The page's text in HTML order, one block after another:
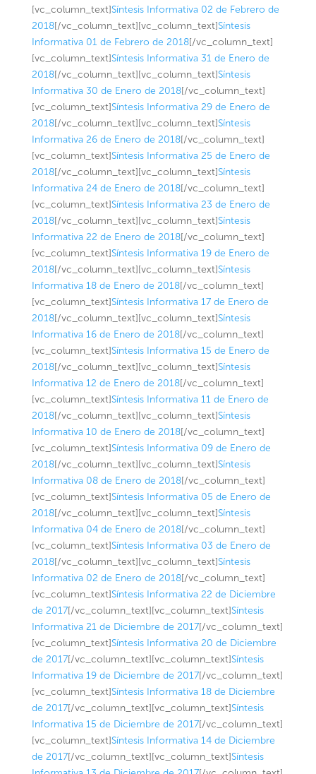
[vc_column_text]Síntesis Informativa 02 de Febrero de
2018[/vc_column_text][vc_column_text]Síntesis
Informativa 01 de Febrero de 2018[/vc_column_text]
[vc_column_text]Síntesis Informativa 31 de Enero de
2018[/vc_column_text][vc_column_text]Síntesis
Informativa 30 de Enero de 2018[/vc_column_text]
[vc_column_text]Síntesis Informativa 29 de Enero de
2018[/vc_column_text][vc_column_text]Síntesis
Informativa 26 de Enero de 2018[/vc_column_text]
[vc_column_text]Síntesis Informativa 25 de Enero de
2018[/vc_column_text][vc_column_text]Síntesis
Informativa 24 de Enero de 2018[/vc_column_text]
[vc_column_text]Síntesis Informativa 23 de Enero de
2018[/vc_column_text][vc_column_text]Síntesis
Informativa 22 de Enero de 2018[/vc_column_text]
[vc_column_text]Síntesis Informativa 19 de Enero de
2018[/vc_column_text][vc_column_text]Síntesis
Informativa 18 de Enero de 2018[/vc_column_text]
[vc_column_text]Síntesis Informativa 17 de Enero de
2018[/vc_column_text][vc_column_text]Síntesis
Informativa 16 de Enero de 2018[/vc_column_text]
[vc_column_text]Síntesis Informativa 15 de Enero de
2018[/vc_column_text][vc_column_text]Síntesis
Informativa 12 de Enero de 2018[/vc_column_text]
[vc_column_text]Síntesis Informativa 11 de Enero de
2018[/vc_column_text][vc_column_text]Síntesis
Informativa 10 de Enero de 2018[/vc_column_text]
[vc_column_text]Síntesis Informativa 09 de Enero de
2018[/vc_column_text][vc_column_text]Síntesis
Informativa 08 de Enero de 2018[/vc_column_text]
[vc_column_text]Síntesis Informativa 05 de Enero de
2018[/vc_column_text][vc_column_text]Síntesis
Informativa 04 de Enero de 2018[/vc_column_text]
[vc_column_text]Síntesis Informativa 03 de Enero de
2018[/vc_column_text][vc_column_text]Síntesis
Informativa 02 de Enero de 2018[/vc_column_text]
[vc_column_text]Síntesis Informativa 22 de Diciembre
de 2017[/vc_column_text][vc_column_text]Síntesis
Informativa 21 de Diciembre de 2017[/vc_column_text]
[vc_column_text]Síntesis Informativa 20 de Diciembre
de 2017[/vc_column_text][vc_column_text]Síntesis
Informativa 19 de Diciembre de 2017[/vc_column_text]
[vc_column_text]Síntesis Informativa 18 de Diciembre
de 2017[/vc_column_text][vc_column_text]Síntesis
Informativa 15 de Diciembre de 2017[/vc_column_text]
[vc_column_text]Síntesis Informativa 14 de Diciembre
de 2017[/vc_column_text][vc_column_text]Síntesis